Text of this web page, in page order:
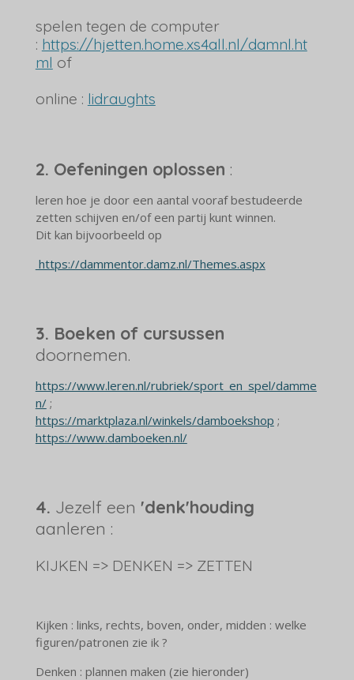
spelen tegen de computer
: https://hjetten.home.xs4all.nl/damnl.ht
ml of
online : lidraughts
2. Oefeningen oplossen :
leren hoe je door een aantal vooraf bestudeerde
zetten schijven en/of een partij kunt winnen.
Dit kan bijvoorbeeld op
https://dammentor.damz.nl/Themes.aspx
3. Boeken of cursussen
doornemen.
https://www.leren.nl/rubriek/sport_en_spel/damme
n/;
https://marktplaza.nl/winkels/damboekshop ;
https://www.damboeken.nl/
4. Jezelf een 'denk'houding
aanleren :
KIJKEN => DENKEN => ZETTEN
Kijken : links, rechts, boven, onder, midden : welke
figuren/patronen zie ik ?
Denken : plannen maken (zie hieronder)